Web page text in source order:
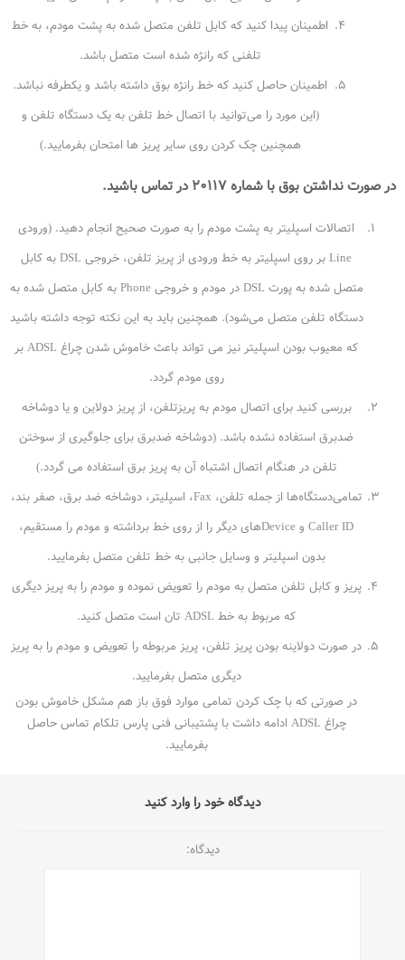
اطمینان پیدا کنید که کابل تلفن متصل شده به پشت مودم، به خط
تلفنی که رانژه شده است متصل باشد.
اطمینان حاصل کنید که خط رانژه بوق داشته باشد و یکطرفه نباشد.
(این مورد را می‌توانید با اتصال خط تلفن به یک دستگاه تلفن و
همچنین چک کردن روی سایر پریز ها امتحان بفرمایید.)
در صورت نداشتن بوق با شماره ۲۰۱۱۷ در تماس باشید.
اتصالات اسپلیتر به پشت مودم را به صورت صحیح انجام دهید. (ورودی
Line بر روی اسپلیتر به خط ورودی از پریز تلفن، خروجی DSL به کابل
متصل شده به پورت DSL در مودم و خروجی Phone به کابل متصل شده به
دستگاه تلفن متصل می‌شود). همچنین باید به این نکته توجه داشته باشید
که معیوب بودن اسپلیتر نیز می تواند باعث خاموش شدن چراغ ADSL بر
روی مودم گردد.
بررسی کنید برای اتصال مودم به پریزتلفن، از پریز دولاین و یا دوشاخه
ضدبرق استفاده نشده باشد. (دوشاخه ضدبرق برای جلوگیری از سوختن
تلفن در هنگام اتصال اشتباه آن به پریز برق استفاده می گردد.)
تمامی‌دستگاه‌ها از جمله تلفن، Fax، اسپلیتر، دوشاخه ضد برق، صفر بند،
Caller ID و Device‌های دیگر را از روی خط برداشته و مودم را مستقیم،
بدون اسپلیتر و وسایل جانبی به خط تلفن متصل بفرمایید.
پریز و کابل تلفن متصل به مودم را تعویض نموده و مودم را به پریز دیگری
که مربوط به خط ADSL ‌تان است متصل کنید.
در صورت دولاینه بودن پریز تلفن، پریز مربوطه را تعویض و مودم را به پریز
دیگری متصل بفرمایید.
در صورتی که با چک کردن تمامی ‌موارد فوق باز هم مشکل خاموش بودن
چراغ ADSL ادامه داشت با پشتیبانی فنی پارس تلکام تماس حاصل
بفرمایید.
دیدگاه خود را وارد کنید
دیدگاه: